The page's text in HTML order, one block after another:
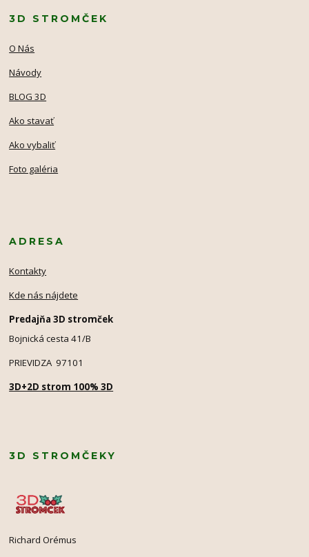
3D STROMČEK
O Nás
Návody
BLOG 3D
Ako stavať
Ako vybaliť
Foto galéria
ADRESA
Kontakty
Kde nás nájdete
Predajňa 3D stromček
Bojnická cesta 41/B
PRIEVIDZA 97101
3D+2D strom 100% 3D
3D STROMČEKY
Richard Orémus